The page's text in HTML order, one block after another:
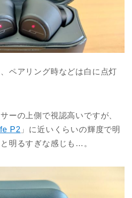
ペアリング時などは白に点灯
ーの上側で視認高いですが、
P2 」に近いくらいの輝度で明
明るすぎな感じも…。